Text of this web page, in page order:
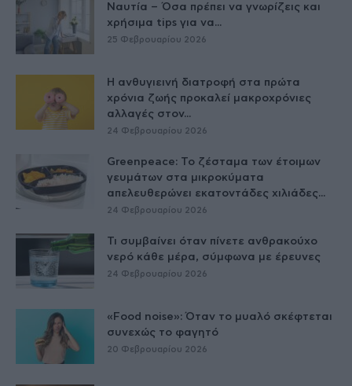
Ναυτία – Όσα πρέπει να γνωρίζεις και
χρήσιμα tips για να...
25 Φεβρουαρίου 2026
Η ανθυγιεινή διατροφή στα πρώτα
χρόνια ζωής προκαλεί μακροχρόνιες
αλλαγές στον...
24 Φεβρουαρίου 2026
Greenpeace: Το ζέσταμα των έτοιμων
γευμάτων στα μικροκύματα
απελευθερώνει εκατοντάδες χιλιάδες...
24 Φεβρουαρίου 2026
Τι συμβαίνει όταν πίνετε ανθρακούχο
νερό κάθε μέρα, σύμφωνα με έρευνες
24 Φεβρουαρίου 2026
«Food noise»: Όταν το μυαλό σκέφτεται
συνεχώς το φαγητό
20 Φεβρουαρίου 2026